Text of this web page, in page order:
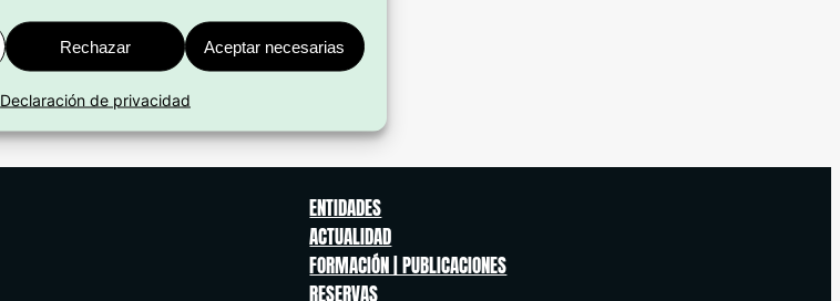
Rechazar Aceptar necesarias
Declaración de privacidad
ENTIDADES
ACTUALIDAD
FORMACIÓN | PUBLICACIONES
RESERVAS